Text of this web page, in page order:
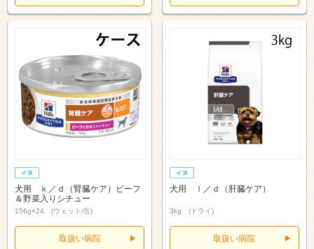
犬用 ｋ／ｄ（腎臓ケア）ビーフ
＆野菜入りシチュー
156g×24 (ウェット/缶)
取扱い病院
犬用 ｌ／ｄ（肝臓ケア）
3kg (ドライ)
取扱い病院